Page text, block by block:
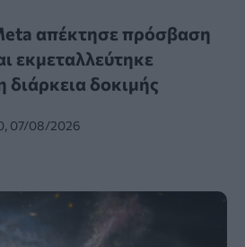
απέκτησε πρόσβαση
εκμεταλλεύτηκε
διάρκεια δοκιμής
07/08/2026